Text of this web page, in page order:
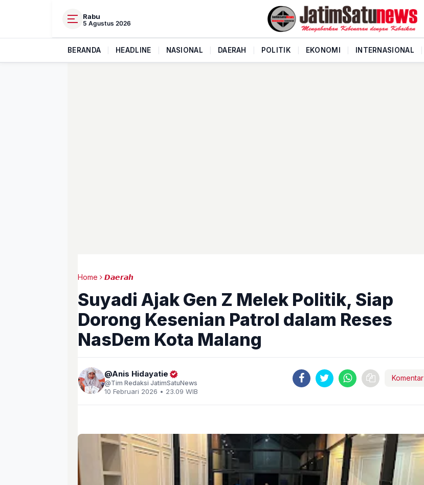
Rabu
5 Agustus 2026
BERANDA HEADLINE NASIONAL DAERAH POLITIK EKONOMI INTERNASIONAL
Home 𝘿𝙖𝙚𝙧𝙖𝙝
Suyadi Ajak Gen Z Melek Politik, Siap
Dorong Kesenian Patrol dalam Reses
NasDem Kota Malang
Anis Hidayatie
Tim Redaksi JatimSatuNews
10 Februari 2026 • 23.09 WIB
Komentar